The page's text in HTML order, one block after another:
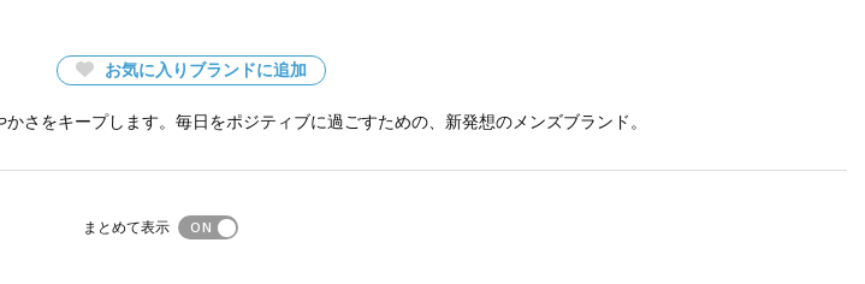
お気に入りブランドに追加
さをキープします。毎日をポジティブに過ごすための、新発想のメンズブランド。
まとめて表示